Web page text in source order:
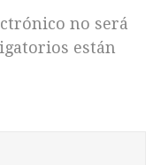
no será
están